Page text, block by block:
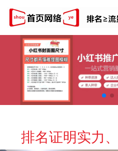
排名证明实力